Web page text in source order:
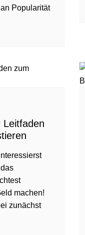
Popularität
Leitfaden
machen!
zunächst